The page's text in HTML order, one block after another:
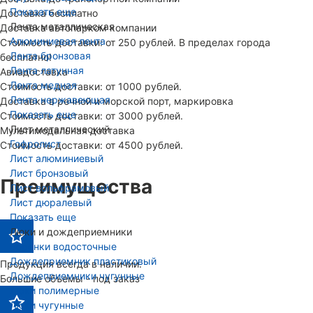
Показать еще
Лента металлическая
Алюминиевая лента
Лента бронзовая
Лента латунная
Лента медная
Лента нержавеющая
Показать еще
Лист металлический
Гофролист
Лист алюминиевый
Лист бронзовый
Лист вольфрамовый
Лист дюралевый
Показать еще
Люки и дождеприемники
Воронки водосточные
Дождеприемник пластиковый
Дождеприемники чугунные
Люки полимерные
Люки чугунные
Доставка бесплатно
Доставка автопарком компании
Стоимость доставки: от 250 рублей. В пределах города
бесплатно!
Авиадоставка
Стоимость доставки: от 1000 рублей.
Доставка в речной и морской порт, маркировка
Стоимость доставки: от 3000 рублей.
Мультимодальная доставка
Стоимость доставки: от 4500 рублей.
Преимущества
Продукция всегда в наличии.
Большие объемы - под заказ